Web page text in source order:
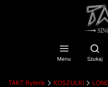
Menu Szukaj
TAKT Rybnik KOSZULKI